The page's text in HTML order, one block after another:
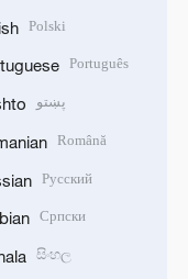
Polski
Português
پښتو
Română
Русский
Српски
සිංහල